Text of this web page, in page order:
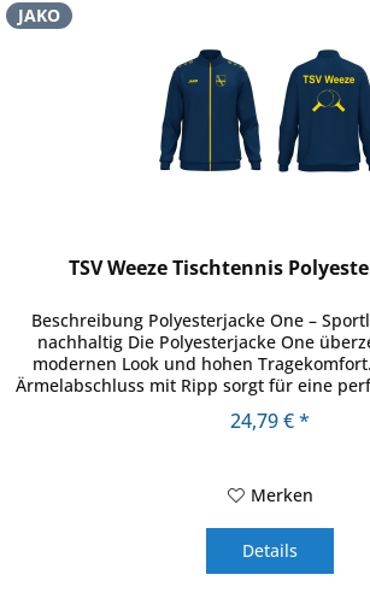
JAKO
TSV Weeze Tischtennis
Beschreibung Polyesterjacke One –
nachhaltig Die Polyesterjacke One
modernen Look und hohen
Ärmelabschluss mit Ripp sorgt für eine
24,79 € *
Merken
Details